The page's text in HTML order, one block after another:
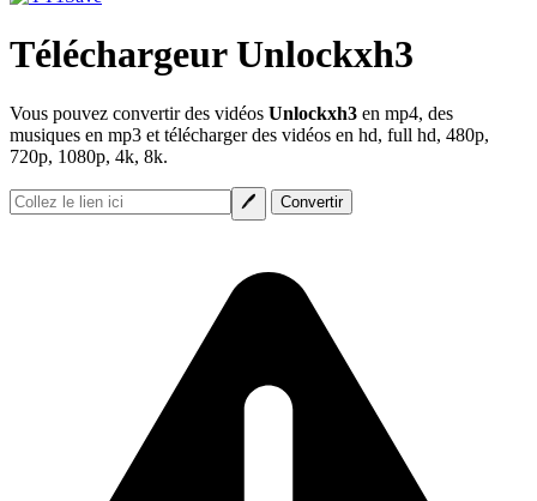
Téléchargeur Unlockxh3
Vous pouvez convertir des vidéos Unlockxh3 en mp4, des
musiques en mp3 et télécharger des vidéos en hd, full hd, 480p,
720p, 1080p, 4k, 8k.